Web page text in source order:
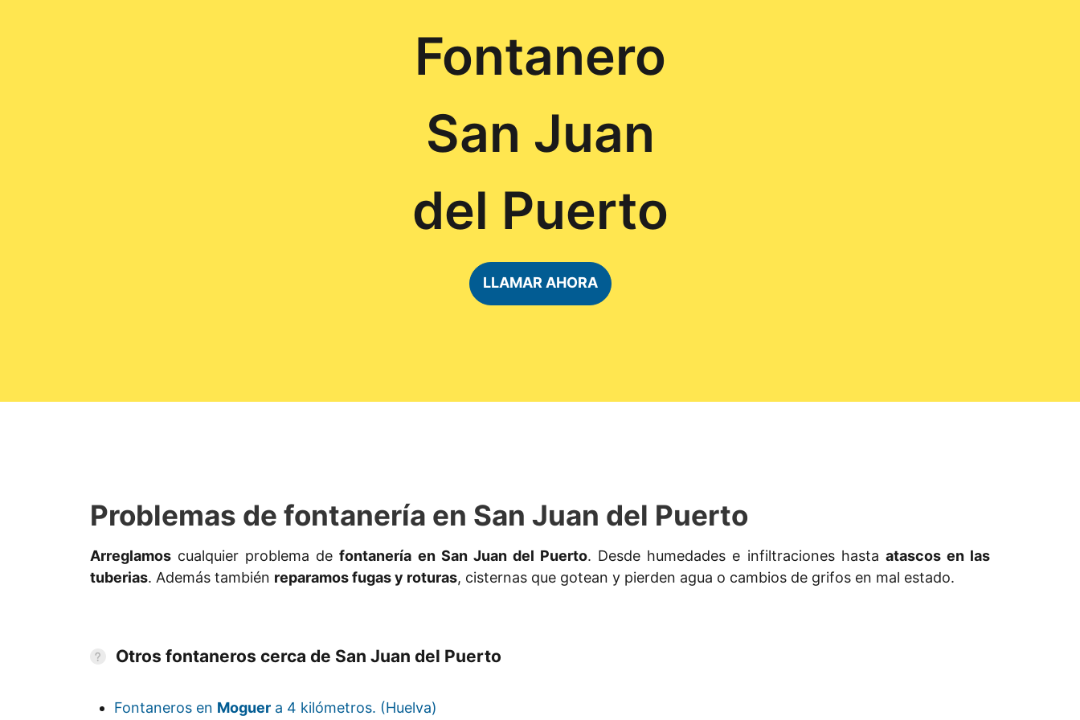
Fontanero
San Juan
del Puerto
LLAMAR AHORA
Problemas de fontanería en San Juan del Puerto
Arreglamos cualquier problema defontanería en San Juan del Puerto. Desde humedades e infiltraciones hasta atascos en las
tuberias. Además también reparamos fugas y roturas, cisternas que gotean y pierden agua o cambios de grifos en mal estado.
Otros fontaneros cerca de San Juan del Puerto
Fontaneros en Moguer a 4 kilómetros. (Huelva)